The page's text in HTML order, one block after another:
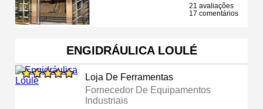
21 avaliações
17 comentários
ENGIDRÁULICA LOULÉ
Loja De Ferramentas
Fornecedor De Equipamentos
Industriais